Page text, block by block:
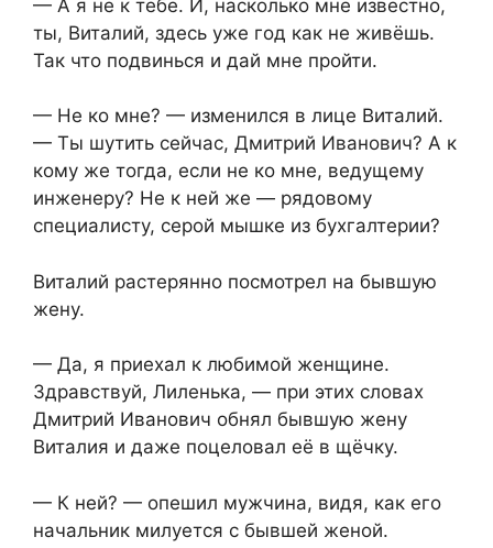
— А я не к тебе. И, насколько мне известно,
ты, Виталий, здесь уже год как не живёшь.
Так что подвинься и дай мне пройти.
— Не ко мне? — изменился в лице Виталий.
— Ты шутить сейчас, Дмитрий Иванович? А к
кому же тогда, если не ко мне, ведущему
инженеру? Не к ней же — рядовому
специалисту, серой мышке из бухгалтерии?
Виталий растерянно посмотрел на бывшую
жену.
— Да, я приехал к любимой женщине.
Здравствуй, Лиленька, — при этих словах
Дмитрий Иванович обнял бывшую жену
Виталия и даже поцеловал её в щёчку.
— К ней? — опешил мужчина, видя, как его
начальник милуется с бывшей женой.